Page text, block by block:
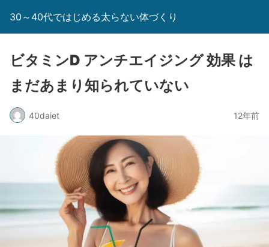
30～40代ではじめる太らない体づくり
ビタミンD アンチエイジング 効果 は
まだあまり知られていない
40daiet 12年前